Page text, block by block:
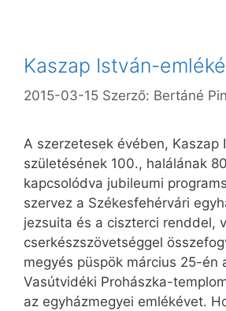
Kaszap István-
2015-03-15 Szerző: Bertáné
A szerzetesek évében, Kaszap
születésének 100., halálának
kapcsolódva jubileumi
szervez a Székesfehérvári
jezsuita és a ciszterci renddel,
cserkészszövetséggel
megyés püspök március 25-én
Vasútvidéki Prohászka-
az egyházmegyei emlékévet.